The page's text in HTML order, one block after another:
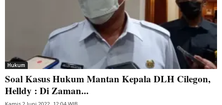
Hukum
Soal Kasus Hukum Mantan Kepala DLH Cilegon,
Helldy : Di Zaman...